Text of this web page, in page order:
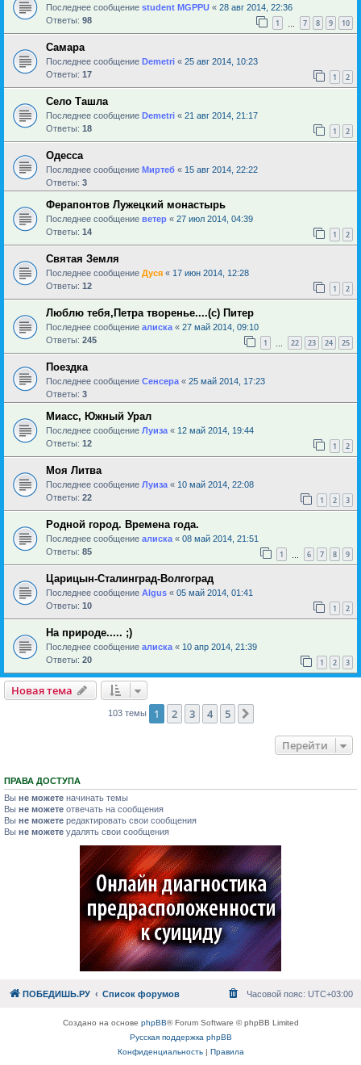
Последнее сообщение student MGPPU « 28 авг 2014, 22:36
Ответы: 98 1 7 8 9 10
Самара
Последнее сообщение Demetri « 25 авг 2014, 10:23
Ответы: 17 1 2
Село Ташла
Последнее сообщение Demetri « 21 авг 2014, 21:17
Ответы: 18 1 2
Одесса
Последнее сообщение Миртеб « 15 авг 2014, 22:22
Ответы: 3
Ферапонтов Лужецкий монастырь
Последнее сообщение ветер « 27 июл 2014, 04:39
Ответы: 14 1 2
Святая Земля
Последнее сообщение Дуся « 17 июн 2014, 12:28
Ответы: 12 1 2
Люблю тебя,Петра творенье....(с) Питер
Последнее сообщение алиска « 27 май 2014, 09:10
Ответы: 245 1 22 23 24 25
Поездка
Последнее сообщение Сенсера « 25 май 2014, 17:23
Ответы: 3
Миасс, Южный Урал
Последнее сообщение Луиза « 12 май 2014, 19:44
Ответы: 12 1 2
Моя Литва
Последнее сообщение Луиза « 10 май 2014, 22:08
Ответы: 22 1 2 3
Родной город. Времена года.
Последнее сообщение алиска « 08 май 2014, 21:51
Ответы: 85 1 6 7 8 9
Царицын-Сталинград-Волгоград
Последнее сообщение Algus « 05 май 2014, 01:41
Ответы: 10 1 2
На природе..... ;)
Последнее сообщение алиска « 10 апр 2014, 21:39
Ответы: 20 1 2 3
Новая тема
103 темы 1 2 3 4 5
Перейти
ПРАВА ДОСТУПА
Вы не можете начинать темы
Вы не можете отвечать на сообщения
Вы не можете редактировать свои сообщения
Вы не можете удалять свои сообщения
ПОБЕДИШЬ.РУ Список форумов Часовой пояс: UTC+03:00
Создано на основе phpBB® Forum Software © phpBB Limited
Русская поддержка phpBB
Конфиденциальность| Правила